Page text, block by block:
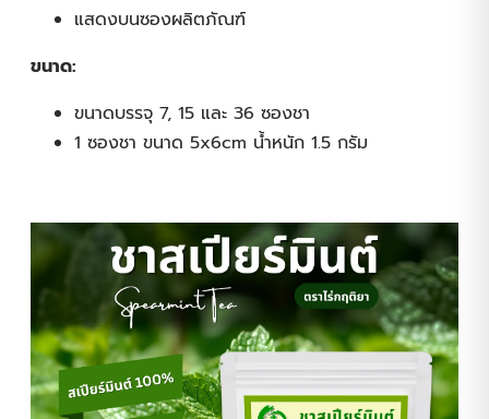
แสดงบนซองผลิตภัณฑ์
ขนาด:
ขนาดบรรจุ 7, 15 และ 36 ซองชา
1 ซองชา ขนาด 5x6cm น้ำหนัก 1.5 กรัม